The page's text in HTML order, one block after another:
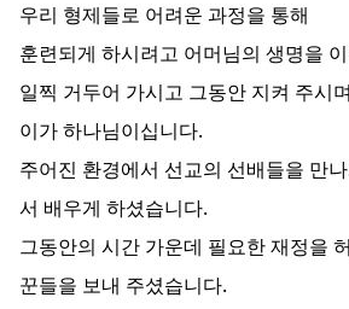
우리 형제들로 어려운 과정을 통해
훈련되게 하시려고 어머님의 생명을
일찍 거두어 가시고 그동안 지켜 주시
이가 하나님이십니다.
주어진 환경에서 선교의 선배들을 만
서 배우게 하셨습니다.
그동안의 시간 가운데 필요한 재정을
꾼들을 보내 주셨습니다.